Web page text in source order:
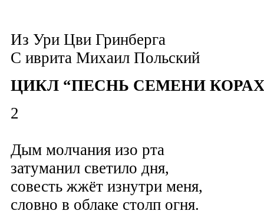
Из Ури Цви Гринберга
С иврита Михаил Польский
ЦИКЛ “ПЕСНЬ СЕМЕНИ
2
Дым молчания изо рта
затуманил светило дня,
совесть жжёт изнутри меня,
словно в облаке столп огня.